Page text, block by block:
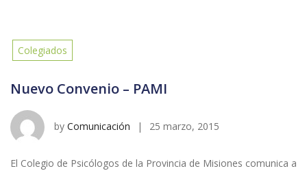
Colegiados
Nuevo Convenio – PAMI
by Comunicación | 25 marzo, 2015
El Colegio de Psicólogos de la Provincia de Misiones comunica a